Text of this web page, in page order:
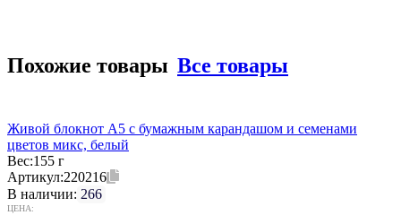
Похожие товары Все товары
Живой блокнот А5 с бумажным карандашом и семенами
цветов микс, белый
Вес:155 г
Артикул:220216
В наличии: 266
ЦЕНА: